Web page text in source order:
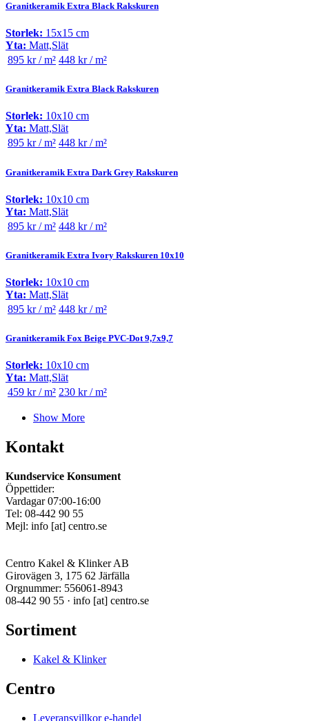
Granitkeramik Extra Black Rakskuren
Storlek: 15x15 cm
Yta: Matt,Slät
895 kr / m² 448 kr / m²
Granitkeramik Extra Black Rakskuren
Storlek: 10x10 cm
Yta: Matt,Slät
895 kr / m² 448 kr / m²
Granitkeramik Extra Dark Grey Rakskuren
Storlek: 10x10 cm
Yta: Matt,Slät
895 kr / m² 448 kr / m²
Granitkeramik Extra Ivory Rakskuren 10x10
Storlek: 10x10 cm
Yta: Matt,Slät
895 kr / m² 448 kr / m²
Granitkeramik Fox Beige PVC-Dot 9,7x9,7
Storlek: 10x10 cm
Yta: Matt,Slät
459 kr / m² 230 kr / m²
Show More
Kontakt
Kundservice Konsument
Öppettider:
Vardagar 07:00-16:00
Tel: 08-442 90 55
Mejl: info [at] centro.se
Centro Kakel & Klinker AB
Girovägen 3, 175 62 Järfälla
Orgnummer: 556061-8943
08-442 90 55 · info [at] centro.se
Sortiment
Kakel & Klinker
Centro
Leveransvillkor e-handel